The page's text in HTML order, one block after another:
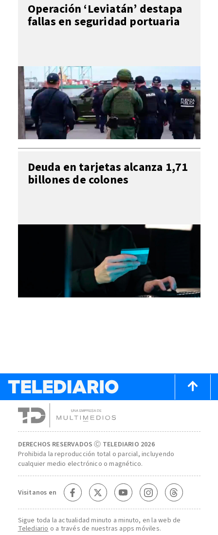
Operación ‘Leviatán’ destapa
fallas en seguridad portuaria
Deuda en tarjetas alcanza 1,71
billones de colones
DERECHOS RESERVADOS Ⓒ TELEDIARIO 2026
Prohibida la reproducción total o parcial, incluyendo
cualquier medio electrónico o magnético.
Visitanos en
Sigue toda la actualidad minuto a minuto, en la web de
Telediarioo a través de nuestras apps móviles.